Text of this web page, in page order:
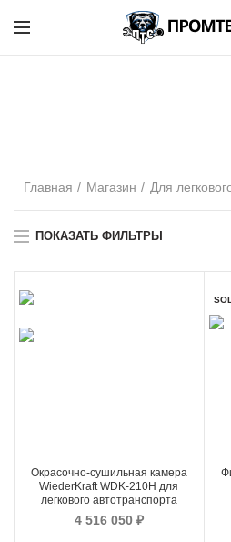
Главная Магазин Для
ПОКАЗАТЬ ФИЛЬТРЫ
Окрасочно-сушильная камера
WiederKraft WDK-210H для
легкового автотранспорта
4 516 050 ₽